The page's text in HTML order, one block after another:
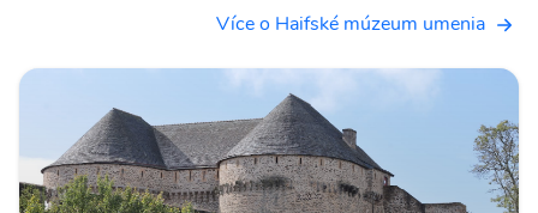
Více o Haifské múzeum umenia